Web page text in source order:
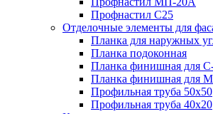
Профнастил С25
Отделочные элементы для
Планка для наружных
Планка подоконная
Планка финишная для
Планка финишная для
Профильная труба 50x50
Профильная труба 40x20